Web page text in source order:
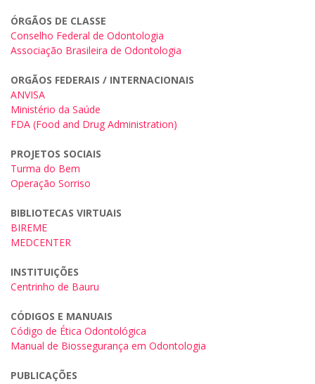
ÓRGÃOS DE CLASSE
Conselho Federal de Odontologia
Associação Brasileira de Odontologia
ORGÃOS FEDERAIS / INTERNACIONAIS
ANVISA
Ministério da Saúde
FDA (Food and Drug Administration)
PROJETOS SOCIAIS
Turma do Bem
Operação Sorriso
BIBLIOTECAS VIRTUAIS
BIREME
MEDCENTER
INSTITUIÇÕES
Centrinho de Bauru
CÓDIGOS E MANUAIS
Código de Ética Odontológica
Manual de Biossegurança em Odontologia
PUBLICAÇÕES